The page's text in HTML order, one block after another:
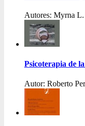
Autores: Myrna L.
Psicoterapia de
Autor: Roberto